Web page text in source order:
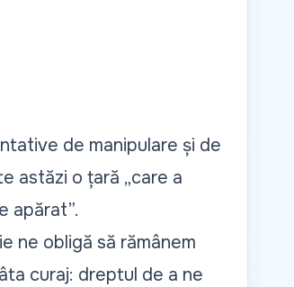
de manipulare și de
astăzi o țară „care a
apărat”.
ne obligă să rămânem
curaj: dreptul de a ne